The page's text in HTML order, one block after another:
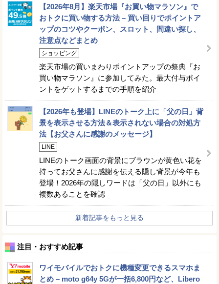
【2026年8月】楽天市場『お買い物マラソン』で
おトクに買い物する方法 – 買い回りでポイントア
ップのコツやクーポン、スロット、間違い探し、
注意点などまとめ
ショッピング
楽天市場の買いまわりポイントアップの祭典『お
買い物マラソン』に参加してみた。最大付与ポイ
ントをゲットするまでの手順を紹介
【2026年も登場】LINEのトーク上に「父の日」背
景を表示させる方法＆表示されない場合の対処方
法【お父さんに感謝のメッセージ】
LINE
LINEのトーク画面の背景にブラウンが黄色い花を
持ってお父さんに感謝を伝える隠し背景が今年も
登場！2026年の隠しワードは「父の日」以外にも
複数あることを確認
新着記事をもっと見る
注目・おすすめ記事
ワイモバイルでおトクに機種変更できるスマホま
とめ – moto g64y 5Gが一括6,800円など、Libero